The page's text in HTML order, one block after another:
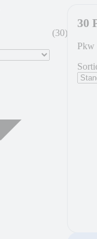
(30)
30
Pkw